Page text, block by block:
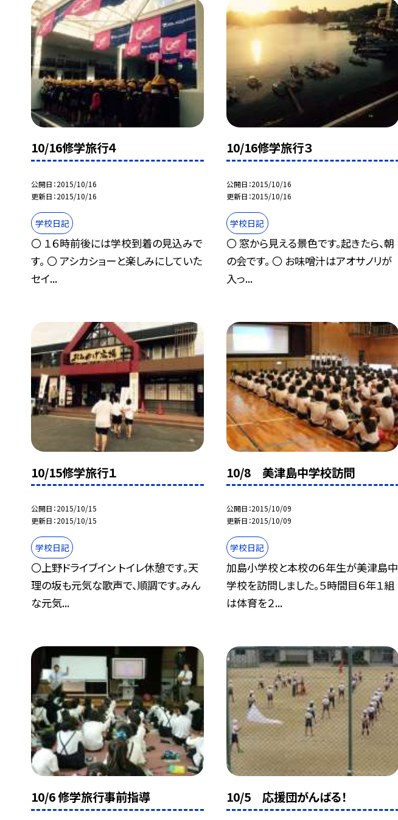
10/16修学旅行４
公開日 2015/10/16
更新日 2015/10/16
学校日記
〇 １６時前後には学校到着の見込みで
す。 〇 アシカショーと楽しみにしていた
セイ...
10/16修学旅行３
公開日 2015/10/16
更新日 2015/10/16
学校日記
〇 窓から見える景色です。起きたら、朝
の会です。 〇 お味噌汁はアオサノリが
入っ...
10/15修学旅行１
公開日 2015/10/15
更新日 2015/10/15
学校日記
〇上野ドライブイン トイレ休憩です。天
理の坂も元気な歌声で、順調です。みん
な元気...
10/8 美津島中学校訪問
公開日 2015/10/09
更新日 2015/10/09
学校日記
加島小学校と本校の６年生が美津島中
学校を訪問しました。５時間目６年１組
は体育を２...
10/6 修学旅行事前指導 10/5 応援団がんばる！